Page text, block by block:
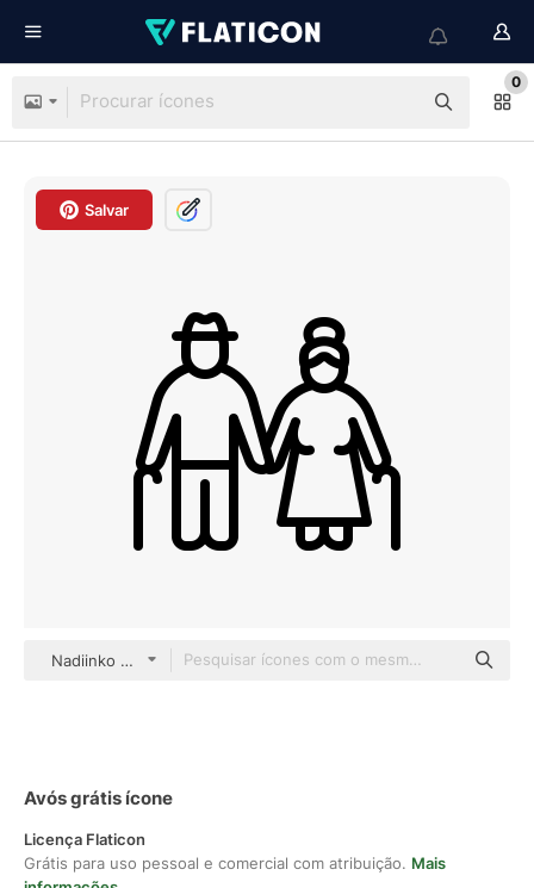
0
Salvar
Nadiinko Detailed Outline
Avós grátis ícone
Licença Flaticon
Grátis para uso pessoal e comercial com atribuição. Mais